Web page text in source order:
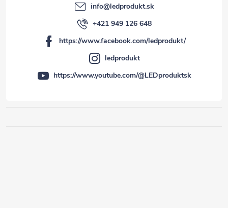
info@ledprodukt.sk
+421 949 126 648
https://www.facebook.com/ledprodukt/
ledprodukt
https://www.youtube.com/@LEDproduktsk